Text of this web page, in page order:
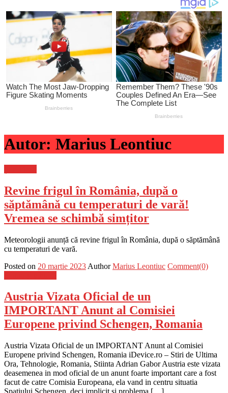
Autor: Marius Leontiuc
Revine frigul în România, după o
săptămână cu temperaturi de vară!
Vremea se schimbă simțitor
Meteorologii anunță că revine frigul în România, după o săptămână
cu temperaturi de vară.
Posted on 20 martie 2023 Author Marius Leontiuc Comment(0)
Austria Vizata Oficial de un
IMPORTANT Anunt al Comisiei
Europene privind Schengen, Romania
Austria Vizata Oficial de un IMPORTANT Anunt al Comisiei
Europene privind Schengen, Romania iDevice.ro – Stiri de Ultima
Ora, Tehnologie, Romania, Stiinta Adrian Gabor Austria este vizata
deasemenea in mod oficial de un anunt foarte important care a fost
facut de catre Comisia Europeana, ela vand in centru situatia